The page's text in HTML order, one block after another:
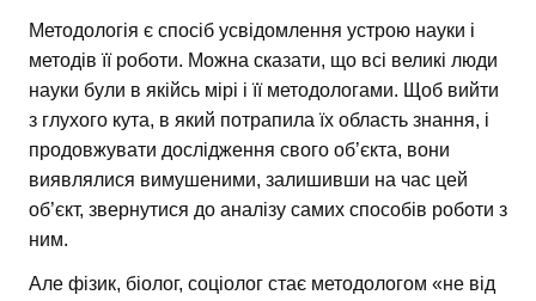
Методологія є спосіб усвідомлення устрою науки і
методів її роботи. Можна сказати, що всі великі люди
науки були в якійсь мірі і її методологами. Щоб вийти
з глухого кута, в який потрапила їх область знання, і
продовжувати дослідження свого об’єкта, вони
виявлялися вимушеними, залишивши на час цей
об’єкт, звернутися до аналізу самих способів роботи з
ним.
Але фізик, біолог, соціолог стає методологом «не від